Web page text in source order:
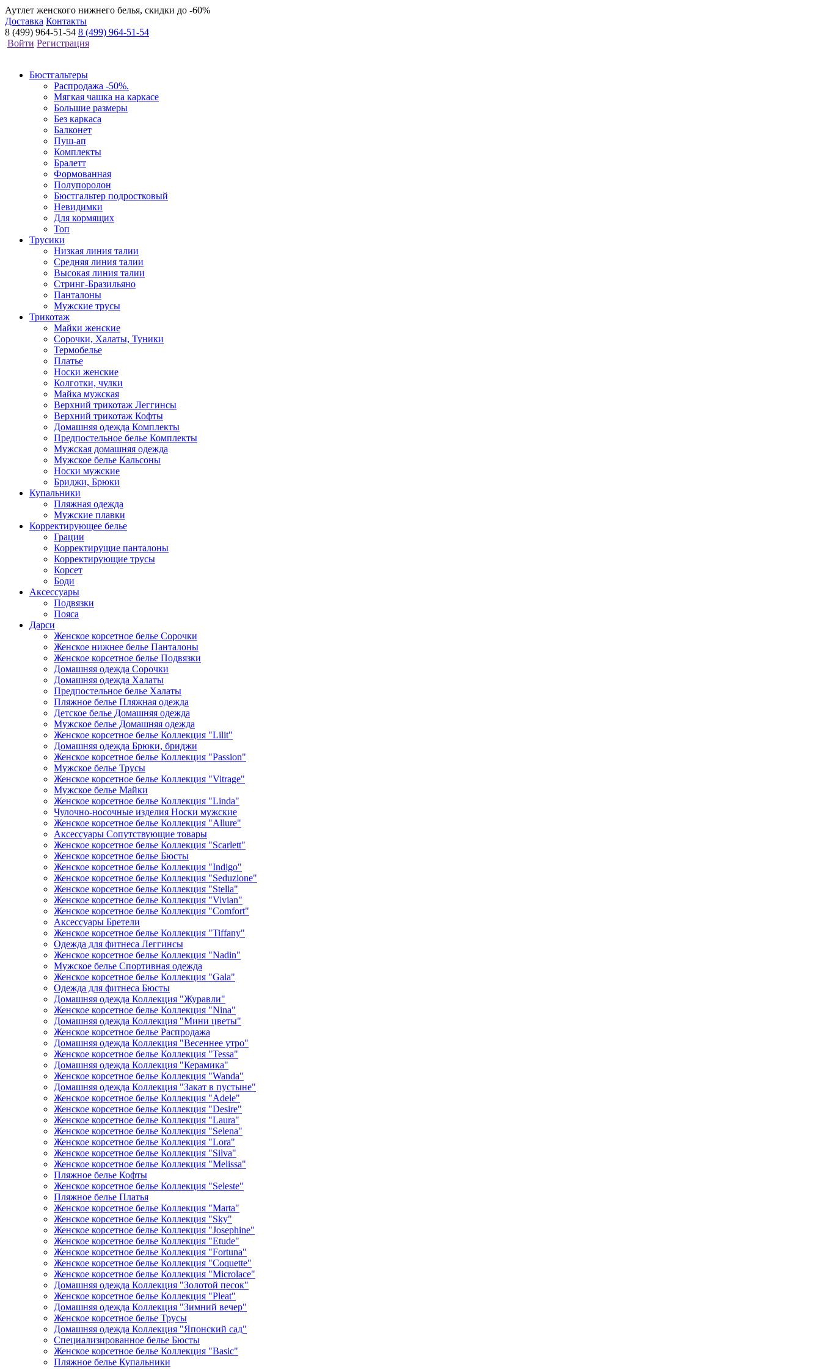
Аутлет женского нижнего белья, скидки до -60%
Доставка Контакты
8 (499) 964-51-54 8 (499) 964-51-54
Войти Регистрация
Бюстгальтеры
Распродажа -50%.
Мягкая чашка на каркасе
Большие размеры
Без каркаса
Балконет
Пуш-ап
Комплекты
Бралетт
Формованная
Полупоролон
Бюстгальтер подростковый
Невидимки
Для кормящих
Топ
Трусики
Низкая линия талии
Средняя линия талии
Высокая линия талии
Стринг-Бразильяно
Панталоны
Мужские трусы
Трикотаж
Майки женские
Сорочки, Халаты, Туники
Термобелье
Платье
Носки женские
Колготки, чулки
Майка мужская
Верхний трикотаж Леггинсы
Верхний трикотаж Кофты
Домашняя одежда Комплекты
Предпостельное белье Комплекты
Мужская домашняя одежда
Мужское белье Кальсоны
Носки мужские
Бриджи, Брюки
Купальники
Пляжная одежда
Мужские плавки
Корректирующее белье
Грации
Корректирущие панталоны
Корректирующие трусы
Корсет
Боди
Аксессуары
Подвязки
Пояса
Дарси
Женское корсетное белье Сорочки
Женское нижнее белье Панталоны
Женское корсетное белье Подвязки
Домашняя одежда Сорочки
Домашняя одежда Халаты
Предпостельное белье Халаты
Пляжное белье Пляжная одежда
Детское белье Домашняя одежда
Мужское белье Домашняя одежда
Женское корсетное белье Коллекция "Lilit"
Домашняя одежда Брюки, бриджи
Женское корсетное белье Коллекция "Passion"
Мужское белье Трусы
Женское корсетное белье Коллекция "Vitrage"
Мужское белье Майки
Женское корсетное белье Коллекция "Linda"
Чулочно-носочные изделия Носки мужские
Женское корсетное белье Коллекция "Allure"
Аксессуары Сопутствующие товары
Женское корсетное белье Коллекция "Scarlett"
Женское корсетное белье Бюсты
Женское корсетное белье Коллекция "Indigo"
Женское корсетное белье Коллекция "Seduzione"
Женское корсетное белье Коллекция "Stella"
Женское корсетное белье Коллекция "Vivian"
Женское корсетное белье Коллекция "Comfort"
Аксессуары Бретели
Женское корсетное белье Коллекция "Tiffany"
Одежда для фитнеса Леггинсы
Женское корсетное белье Коллекция "Nadin"
Мужское белье Спортивная одежда
Женское корсетное белье Коллекция "Gala"
Одежда для фитнеса Бюсты
Домашняя одежда Коллекция "Журавли"
Женское корсетное белье Коллекция "Nina"
Домашняя одежда Коллекция "Мини цветы"
Женское корсетное белье Распродажа
Домашняя одежда Коллекция "Весеннее утро"
Женское корсетное белье Коллекция "Tessa"
Домашняя одежда Коллекция "Керамика"
Женское корсетное белье Коллекция "Wanda"
Домашняя одежда Коллекция "Закат в пустыне"
Женское корсетное белье Коллекция "Adele"
Женское корсетное белье Коллекция "Desire"
Женское корсетное белье Коллекция "Laura"
Женское корсетное белье Коллекция "Selena"
Женское корсетное белье Коллекция "Lora"
Женское корсетное белье Коллекция "Silva"
Женское корсетное белье Коллекция "Melissa"
Пляжное белье Кофты
Женское корсетное белье Коллекция "Seleste"
Пляжное белье Платья
Женское корсетное белье Коллекция "Marta"
Женское корсетное белье Коллекция "Sky"
Женское корсетное белье Коллекция "Josephine"
Женское корсетное белье Коллекция "Etude"
Женское корсетное белье Коллекция "Fortuna"
Женское корсетное белье Коллекция "Coquette"
Женское корсетное белье Коллекция "Microlace"
Домашняя одежда Коллекция "Золотой песок"
Женское корсетное белье Коллекция "Pleat"
Домашняя одежда Коллекция "Зимний вечер"
Женское корсетное белье Трусы
Домашняя одежда Коллекция "Японский сад"
Специализированное белье Бюсты
Женское корсетное белье Коллекция "Basic"
Пляжное белье Купальники